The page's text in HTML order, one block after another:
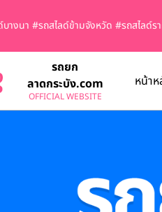
างนา #รถสไลด์ข้ามจังหวัด #รถสไลด์
รถยก
ลาดกระบัง.com
OFFICIAL WEBSITE
หน้า